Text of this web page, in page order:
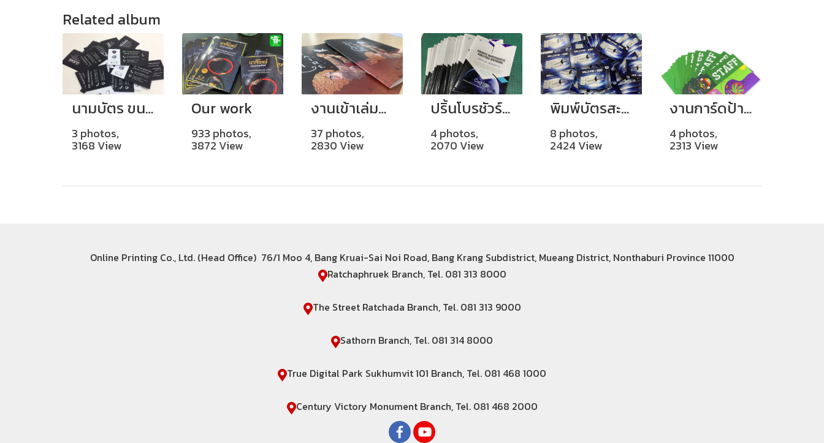
Related album
นามบัตร ขนาด 9 x 5.5 cm พิมพ์สี่สีหน้าหลัง
3 photos,
3168 View
Our work
933 photos,
3872 View
งานเข้าเล่มมุงหลังคา ขนาด B5
37 photos,
2830 View
ปริ้นโบรชัวร์ขนาด A3 พับครึ่ง 1ทบ
4 photos,
2070 View
พิมพ์บัตรสะสมแต้มสี่สีหน้าหลัง จำนวน 500 ใบ
8 photos,
2424 View
งานการ์ดป้ายชื่อ
4 photos,
2313 View
Online Printing Co., Ltd. (Head Office) 76/1 Moo 4, Bang Kruai-Sai Noi Road, Bang Krang Subdistrict, Mueang District, Nonthaburi Province 11000
Ratchaphruek Branch, Tel. 081 313 8000
The Street Ratchada Branch, Tel. 081 313 9000
Sathorn Branch, Tel. 081 314 8000
True Digital Park Sukhumvit 101 Branch, Tel. 081 468 1000
Century Victory Monument Branch, Tel. 081 468 2000